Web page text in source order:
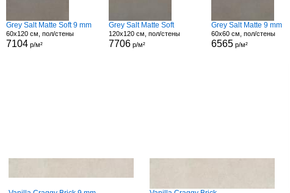
Grey Salt Matte Soft 9 mm
60x120 см, пол/стены
7104 р/м²
Grey Salt Matte Soft
120x120 см, пол/стены
7706р/м²
Grey Salt Matte 9 mm
60x60 см, пол/стены
6565р/м²